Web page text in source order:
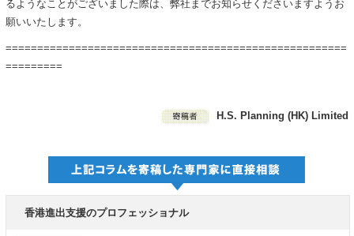
るようなことがございました際は、弊社までお知らせくださいますようお
願いいたします。
======================================================
=========
H.S. Planning (HK) Limited
香港進出支援のプロフェッショナル